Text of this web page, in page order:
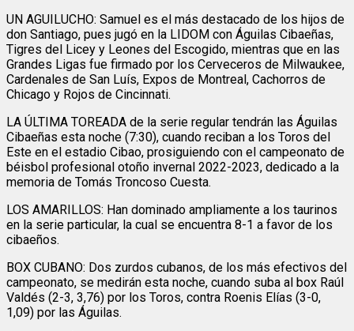
UN AGUILUCHO: Samuel es el más destacado de los hijos de
don Santiago, pues jugó en la LIDOM con Águilas Cibaeñas,
Tigres del Licey y Leones del Escogido, mientras que en las
Grandes Ligas fue firmado por los Cerveceros de Milwaukee,
Cardenales de San Luís, Expos de Montreal, Cachorros de
Chicago y Rojos de Cincinnati.
LA ÚLTIMA TOREADA de la serie regular tendrán las Águilas
Cibaeñas esta noche (7:30), cuando reciban a los Toros del
Este en el estadio Cibao, prosiguiendo con el campeonato de
béisbol profesional otoño invernal 2022-2023, dedicado a la
memoria de Tomás Troncoso Cuesta.
LOS AMARILLOS: Han dominado ampliamente a los taurinos
en la serie particular, la cual se encuentra 8-1 a favor de los
cibaeños.
BOX CUBANO: Dos zurdos cubanos, de los más efectivos del
campeonato, se medirán esta noche, cuando suba al box Raúl
Valdés (2-3, 3,76) por los Toros, contra Roenis Elías (3-0,
1,09) por las Águilas.